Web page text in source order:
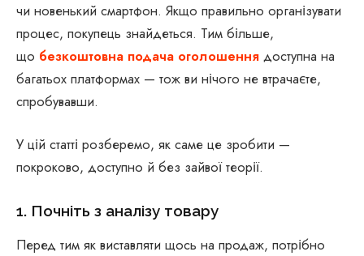
чи новенький смартфон. Якщо правильно організувати
процес, покупець знайдеться. Тим більше,
що безкоштовна подача оголошення доступна на
багатьох платформах — тож ви нічого не втрачаєте,
спробувавши.
У цій статті розберемо, як саме це зробити —
покроково, доступно й без зайвої теорії.
1. Почніть з аналізу товару
Перед тим як виставляти щось на продаж, потрібно